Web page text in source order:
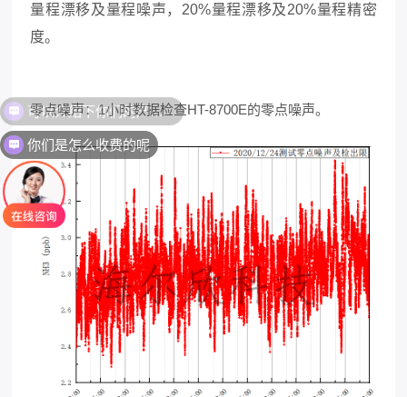
量程漂移及量程噪声，20%量程漂移及20%量程精密
度。
零点噪声：1小时数据检查HT-8700E的零点噪声。
你们是怎么收费的呢